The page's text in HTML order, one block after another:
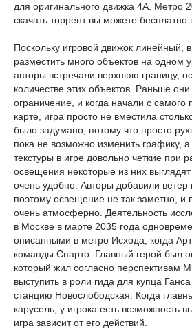
для оригинального движка 4A. Метро
скачать торрент вы можете бесплатно
Поскольку игровой движок линейный,
разместить много объектов на одном
авторы встречали верхнюю границу,
количестве этих объектов. Раньше
ограничение, и когда начали с самого
карте, игра просто не вместила
было задумано, потому что просто
пока не возможно изменить графику,
текстуры в игре довольно четкие при
освещения некоторые из них
очень удобно. Авторы добавили ветер
поэтому освещение не так заметно, и
очень атмосферно. Деятельность
в Москве в марте 2035 года
описанными в метро Исхода, когда
команды Спарто. Главный герой был
который жил согласно перспективам
выступить в роли гида для купца
станцию ​​Новослободская. Когда
карусель, у игрока есть возможность
игра зависит от его действий.